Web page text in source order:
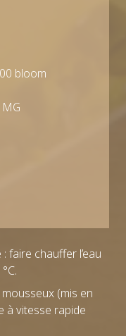
bloom
faire chauffer l’eau
(mis en
à vitesse rapide